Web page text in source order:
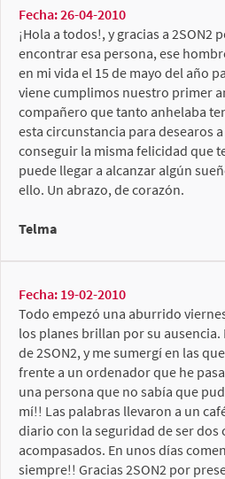
Fecha: 26-04-2010
¡Hola a todos!, y gracias a 2SON2
encontrar esa persona, ese
en mi vida el 15 de mayo del año
viene cumplimos nuestro primer
compañero que tanto anhelaba
esta circunstancia para desearos
conseguir la misma felicidad que
puede llegar a alcanzar algún
ello. Un abrazo, de corazón.
Telma
Fecha: 19-02-2010
Todo empezó una aburrido
los planes brillan por su
de 2SON2, y me sumergí en las
frente a un ordenador que he
una persona que no sabía que
mí!! Las palabras llevaron a un
diario con la seguridad de ser dos
acompasados. En unos días
siempre!! Gracias 2SON2 por